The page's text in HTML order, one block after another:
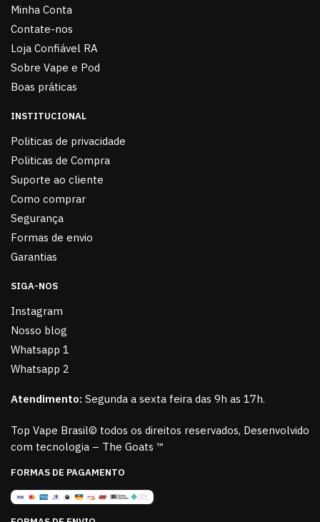
Minha Conta
Contate-nos
Loja Confiável RA
Sobre Vape e Pod
Boas práticas
INSTITUCIONAL
Politicas de privacidade
Politicas de Compra
Suporte ao cliente
Como comprar
Segurança
Formas de envio
Garantias
SIGA-NOS
Instagram
Nosso blog
Whatsapp 1
Whatsapp 2
Atendimento: Segunda a sexta feira das 9h as 17h.
Top Vape Brasil© todos os direitos reservados, Desenvolvido
com tecnologia – The Goats ™
FORMAS DE PAGAMENTO